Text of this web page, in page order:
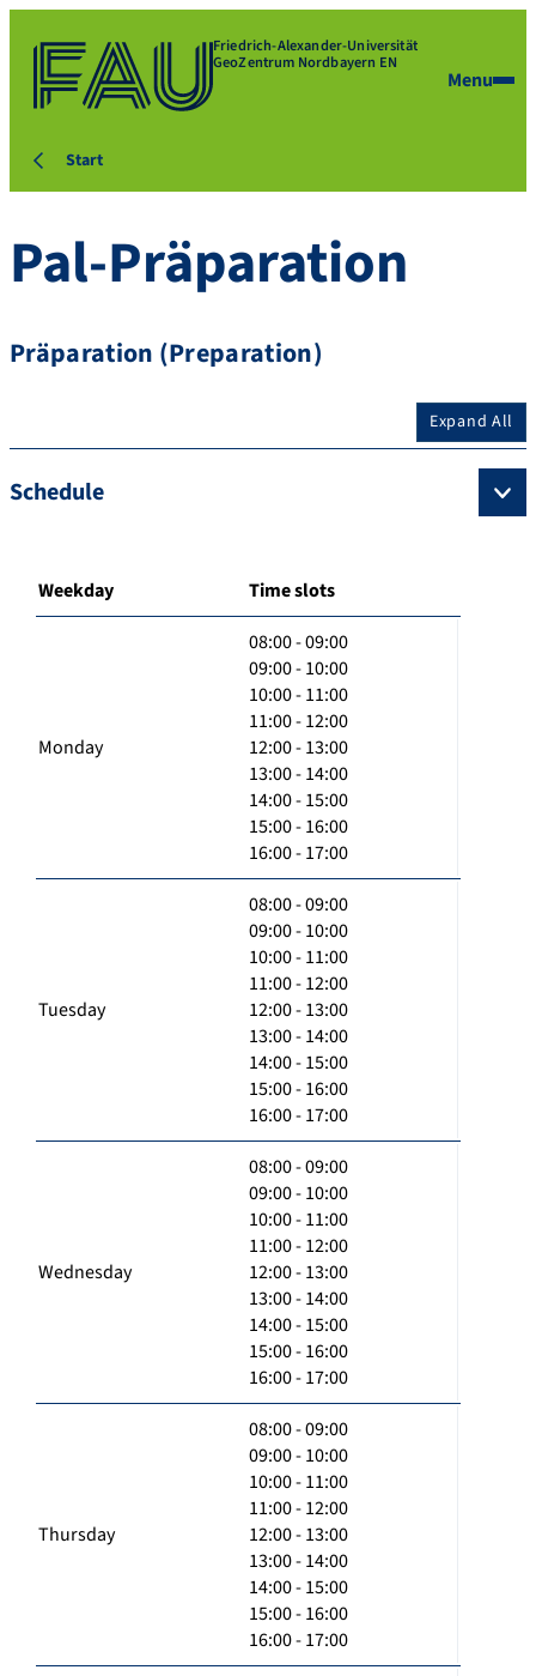
Friedrich-Alexander-Universität
GeoZentrum Nordbayern EN
Menu
Start
Pal-Präparation
Präparation (Preparation)
Expand All
Schedule
Weekday Time slots
Monday
08:00 - 09:00
09:00 - 10:00
10:00 - 11:00
11:00 - 12:00
12:00 - 13:00
13:00 - 14:00
14:00 - 15:00
15:00 - 16:00
16:00 - 17:00
Tuesday
08:00 - 09:00
09:00 - 10:00
10:00 - 11:00
11:00 - 12:00
12:00 - 13:00
13:00 - 14:00
14:00 - 15:00
15:00 - 16:00
16:00 - 17:00
Wednesday
08:00 - 09:00
09:00 - 10:00
10:00 - 11:00
11:00 - 12:00
12:00 - 13:00
13:00 - 14:00
14:00 - 15:00
15:00 - 16:00
16:00 - 17:00
Thursday
08:00 - 09:00
09:00 - 10:00
10:00 - 11:00
11:00 - 12:00
12:00 - 13:00
13:00 - 14:00
14:00 - 15:00
15:00 - 16:00
16:00 - 17:00